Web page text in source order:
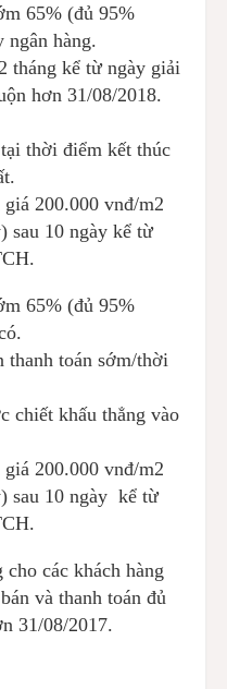
65% (đủ 95%
ngân hàng.
tháng kể từ ngày giải
hơn 31/08/2018.
thời điểm kết thúc
200.000 vnđ/m2
sau 10 ngày kể từ
65% (đủ 95%
thanh toán sớm/thời
chiết khấu thẳng vào
200.000 vnđ/m2
sau 10 ngày kể từ
các khách hàng
và thanh toán đủ
31/08/2017.